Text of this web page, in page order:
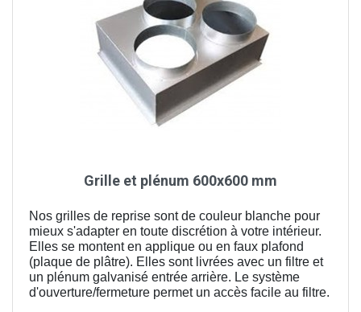
Grille et plénum 600x600 mm
Nos grilles de reprise sont de couleur blanche pour
mieux s'adapter en toute discrétion à votre intérieur.
Elles se montent en applique ou en faux plafond
(plaque de plâtre). Elles sont livrées avec un filtre et
un plénum galvanisé entrée arrière. Le système
d'ouverture/fermeture permet un accès facile au filtre.